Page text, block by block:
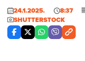
24.1.2025. 8:37
SHUTTERSTOCK